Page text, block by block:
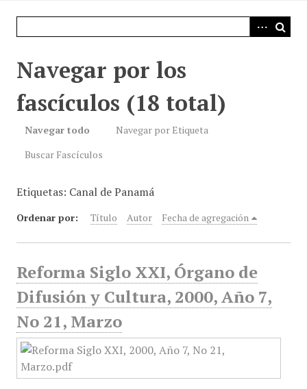
Navegar por los
fascículos (18 total)
Navegar todo
Navegar por Etiqueta
Buscar Fascículos
Etiquetas: Canal de Panamá
Ordenar por: Título Autor Fecha de agregación
Reforma Siglo XXI, Órgano de
Difusión y Cultura, 2000, Año 7,
No 21, Marzo